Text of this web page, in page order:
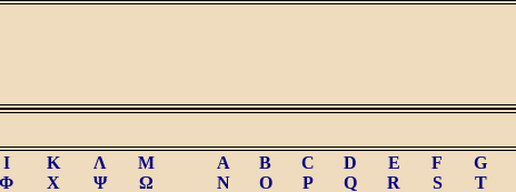
Ι Κ Λ
Μ
Φ Χ Ψ Ω
A B C D E F G
N
O P Q R S T